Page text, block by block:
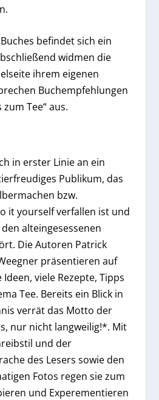
befindet sich ein
widmen die
ihrem eigenen
Buchempfehlungen
Tee“ aus.
in erster Linie an ein
Publikum, das
bzw.
it yourself verfallen ist und
alteingesessenen
Die Autoren Patrick
präsentieren auf
viele Rezepte, Tipps
Tee. Bereits ein Blick in
verrät das Motto der
nur nicht langweilig!*. Mit
und der
des Lesers sowie den
Fotos regen sie zum
und Experementieren